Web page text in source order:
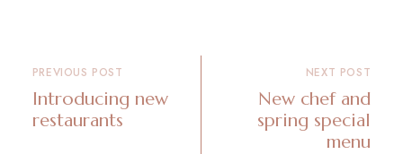
PREVIOUS POST
Introducing new
restaurants
NEXT POST
New chef and
spring special
menu